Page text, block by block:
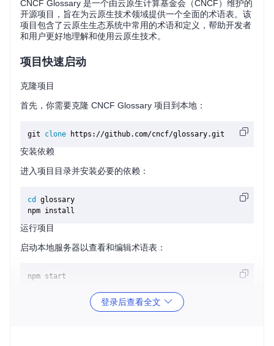
CNCF Glossary 是一个由云原生计算基金会（CNCF）维护的
开源项目，旨在为云原生技术领域提供一个全面的术语表。该
项目包含了云原生生态系统中常用的术语和定义，帮助开发者
和用户更好地理解和使用云原生技术。
项目快速启动
克隆项目
首先，你需要克隆 CNCF Glossary 项目到本地：
git clone
安装依赖
进入项目目录并安装必要的依赖：
cd
glossary
运行项目
启动本地服务器以查看和编辑术语表：
应用案例和最佳实践
登录后查看全文